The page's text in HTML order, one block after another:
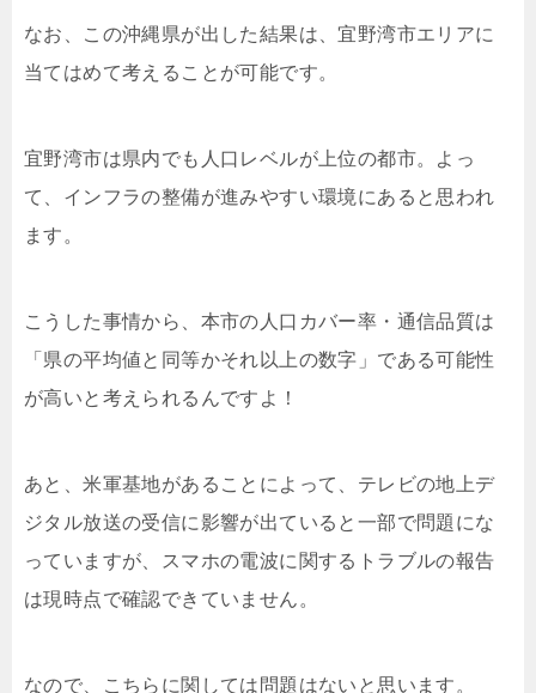
なお、この沖縄県が出した結果は、宜野湾市エリアに
当てはめて考えることが可能です。
宜野湾市は県内でも人口レベルが上位の都市。よっ
て、インフラの整備が進みやすい環境にあると思われ
ます。
こうした事情から、本市の人口カバー率・通信品質は
「県の平均値と同等かそれ以上の数字」である可能性
が高いと考えられるんですよ！
あと、米軍基地があることによって、テレビの地上デ
ジタル放送の受信に影響が出ていると一部で問題にな
っていますが、スマホの電波に関するトラブルの報告
は現時点で確認できていません。
なので、こちらに関しては問題はないと思います。